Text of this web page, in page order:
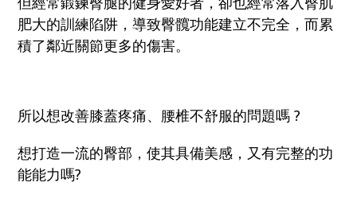
肥大的訓練陷阱，導致臀髖功能建立不完全，而累
積了鄰近關節更多的傷害。
所以想改善膝蓋疼痛、腰椎不舒服的問題嗎 ?
想打造一流的臀部，使其具備美感，又有完整的功
能能力嗎?